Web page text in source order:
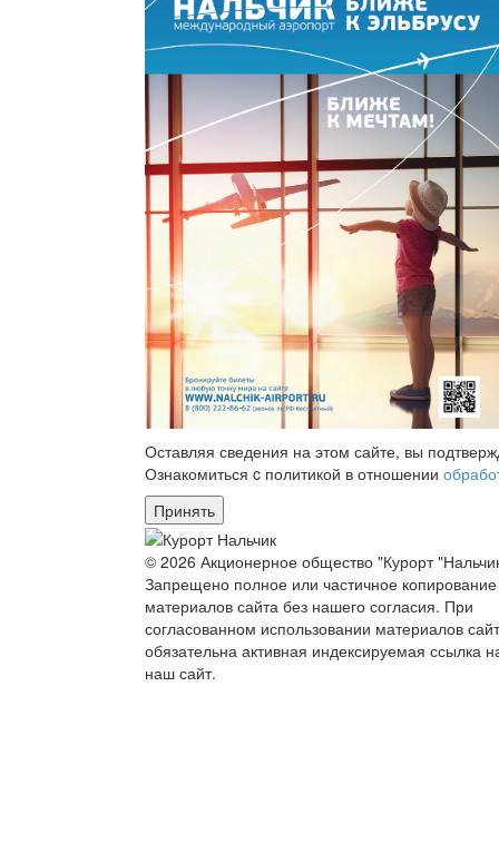
Оставляя сведения на этом сайте, вы
Ознакомиться c политикой в отношении
Принять
© 2026 Акционерное общество "Курорт
Запрещено полное или частичное копирование
материалов сайта без нашего согласия. При
согласованном использовании материалов
обязательна активная индексируемая ссылка
наш сайт.